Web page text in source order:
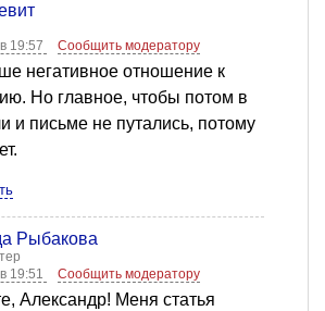
19:57
Сообщить модератору
негативное отношение к
Но главное, чтобы потом в
и письме не путались, потому
Рыбакова
19:51
Сообщить модератору
Александр! Меня статья